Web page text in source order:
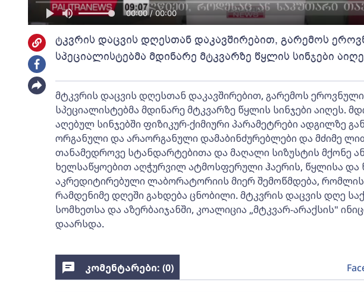
00:00 / 00:00
ტკვრის დაცვის დღესთან დაკავშირებით, გარემოს
სპეციალისტებმა მდინარე მტკვარზე წყლის სინჯები
მტკვრის დაცვის დღესთან დაკავშირებით, გარემოს
სპეციალისტებმა მდინარე მტკვარზე წყლის სინჯები აიღეს.
აღებულ სინჯებში ფიზიკურ-ქიმიური პარამეტრები ადგილზე
ორგანული და არაორგანული დამაბინძურებლები და მძიმე
თანამედროვე სტანდარტებითა და მაღალი სიზუსტის მქონე
ხელსაწყოებით აღჭურვილ ატმოსფერული ჰაერის, წყლისა და
აკრედიტირებული ლაბორატორიის მიერ შემოწმდება, რომლის
რამდენიმე დღეში გახდება ცნობილი. მტკვრის დაცვის დღე
სომხეთსა და აზერბაიჯანში, კოალიცია „მტკვარ-არაქსის"
დაარსდა.
კომენტარები: (0)